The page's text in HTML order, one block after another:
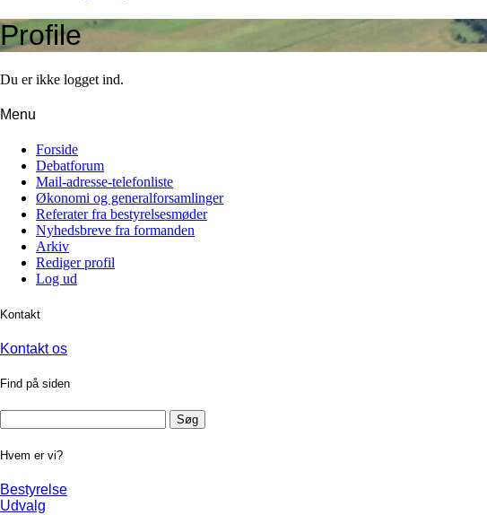
Profile
Du er ikke logget ind.
Menu
Forside
Debatforum
Mail-adresse-telefonliste
Økonomi og generalforsamlinger
Referater fra bestyrelsesmøder
Nyhedsbreve fra formanden
Arkiv
Rediger profil
Log ud
Kontakt
Kontakt os
Find på siden
efter:
Hvem er vi?
Bestyrelse
Udvalg